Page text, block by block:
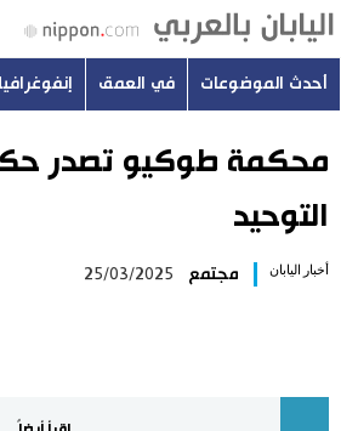
أحدث الموضوعات
أحدث الموضوعات في العمق
محكمة طوكيو تصدر
التوحيد
أخبار اليابان مجتمع 25/03/2025